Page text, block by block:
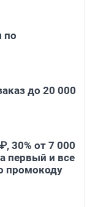
по
до 20 000
30% от 7 000
первый и все
промокоду